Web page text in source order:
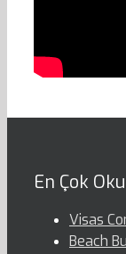
En Çok
Visas
Beach